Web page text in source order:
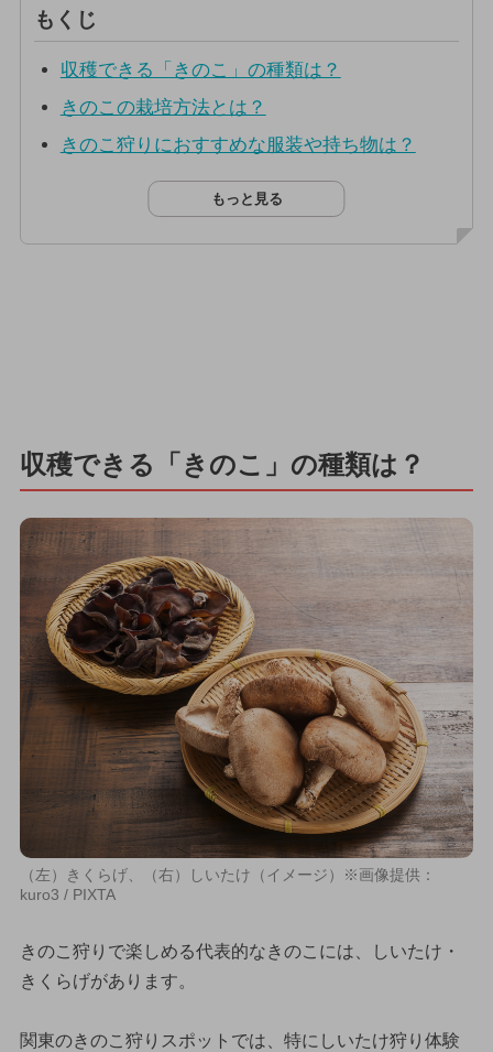
もくじ
収穫できる「きのこ」の種類は？
きのこの栽培方法とは？
きのこ狩りにおすすめな服装や持ち物は？
もっと見る
収穫できる「きのこ」の種類は？
（左）きくらげ、（右）しいたけ（イメージ）※画像提供：
kuro3 / PIXTA
きのこ狩りで楽しめる代表的なきのこには、しいたけ・
きくらげがあります。
関東のきのこ狩りスポットでは、特にしいたけ狩り体験